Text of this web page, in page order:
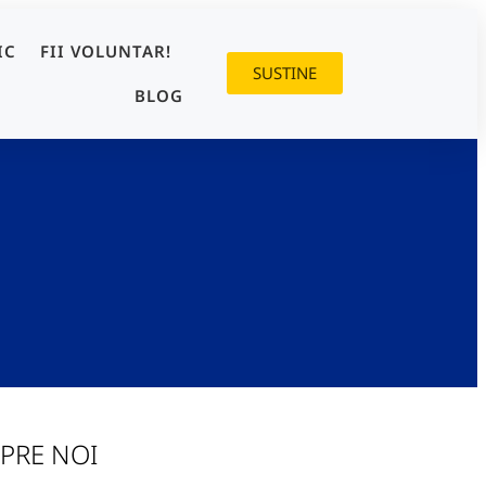
FII VOLUNTAR!
BLOG
SUSTINE
NOI